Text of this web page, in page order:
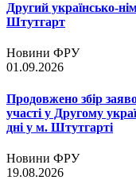
Другий українсько-
Штутгарт
Новини ФРУ
01.09.2026
Продовжено збір
участі у Другому
дні у м. Штутгарті
Новини ФРУ
19.08.2026